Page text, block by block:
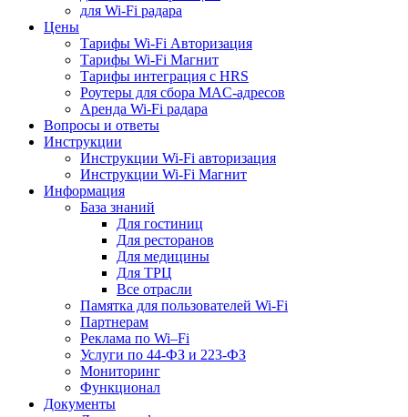
для Wi-Fi радара
Цены
Тарифы Wi-Fi Авторизация
Тарифы Wi-Fi Магнит
Тарифы интеграция с HRS
Роутеры для сбора MAC-адресов
Аренда Wi-Fi радара
Вопросы и ответы
Инструкции
Инструкции Wi-Fi авторизация
Инструкции Wi-Fi Магнит
Информация
База знаний
Для гостиниц
Для ресторанов
Для медицины
Для ТРЦ
Все отрасли
Памятка для пользователей Wi-Fi
Партнерам
Реклама по Wi–Fi
Услуги по 44-ФЗ и 223-ФЗ
Мониторинг
Функционал
Документы